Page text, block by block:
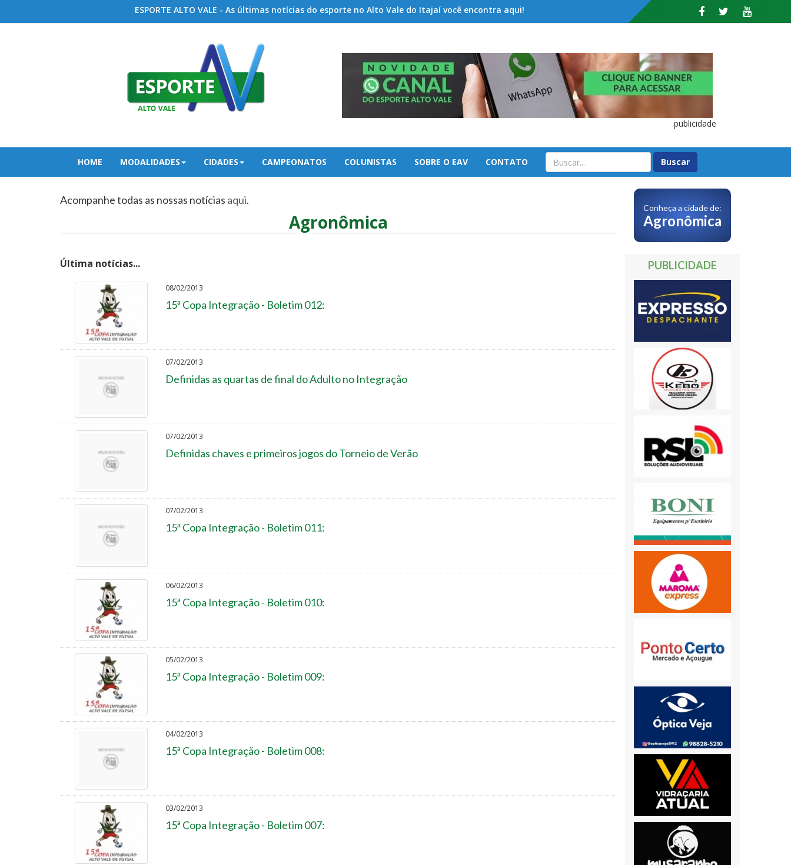
ESPORTE ALTO VALE - As últimas notícias do esporte no Alto Vale do Itajaí você encontra aqui!
publicidade
HOME MODALIDADES CIDADES CAMPEONATOS COLUNISTAS SOBRE O EAV CONTATO
Acompanhe todas as nossas notícias aqui.
Agronômica
Última notícias...
08/02/2013
15ª Copa Integração - Boletim 012:
07/02/2013
Definidas as quartas de final do Adulto no Integração
07/02/2013
Definidas chaves e primeiros jogos do Torneio de Verão
07/02/2013
15ª Copa Integração - Boletim 011:
06/02/2013
15ª Copa Integração - Boletim 010:
05/02/2013
15ª Copa Integração - Boletim 009:
04/02/2013
15ª Copa Integração - Boletim 008:
03/02/2013
15ª Copa Integração - Boletim 007:
Conheça a cidade de:
Agronômica
PUBLICIDADE